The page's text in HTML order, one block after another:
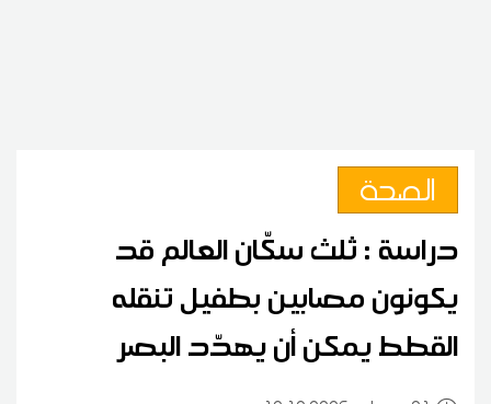
الصحة
دراسة : ثلث سكّان العالم قد
يكونون مصابين بطفيل تنقله
القطط يمكن أن يهدّد البصر